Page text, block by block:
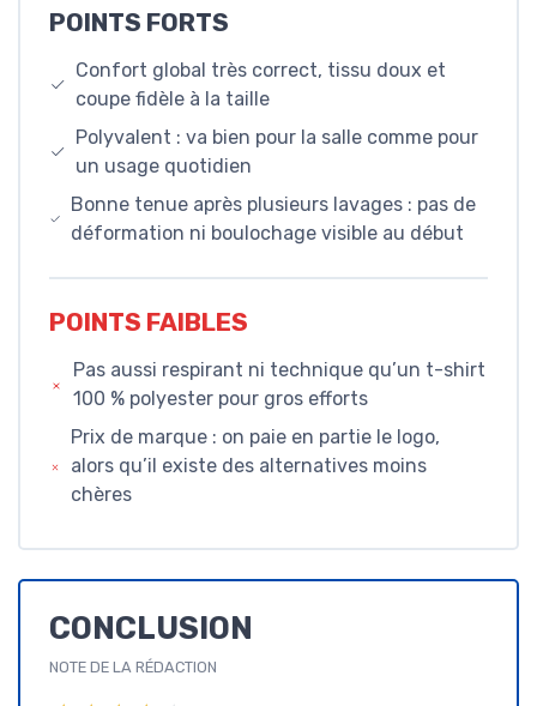
POINTS FORTS
Confort global très correct, tissu doux et
coupe fidèle à la taille
Polyvalent : va bien pour la salle comme pour
un usage quotidien
Bonne tenue après plusieurs lavages : pas de
déformation ni boulochage visible au début
POINTS FAIBLES
Pas aussi respirant ni technique qu’un t-shirt
100 % polyester pour gros efforts
Prix de marque : on paie en partie le logo,
alors qu’il existe des alternatives moins
chères
CONCLUSION
NOTE DE LA RÉDACTION